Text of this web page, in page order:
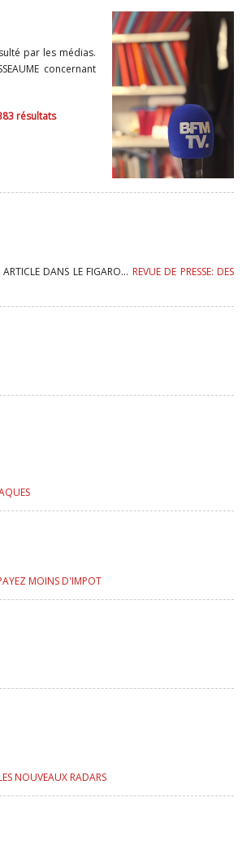
par les médias.
concernant
résultats
DANS LE FIGARO... REVUE DE PRESSE: DES
MOINS D'IMPOT
NOUVEAUX RADARS